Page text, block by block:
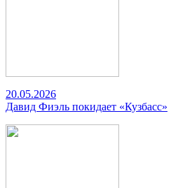
20.05.2026
Давид Фиэль покидает «Кузбасс»